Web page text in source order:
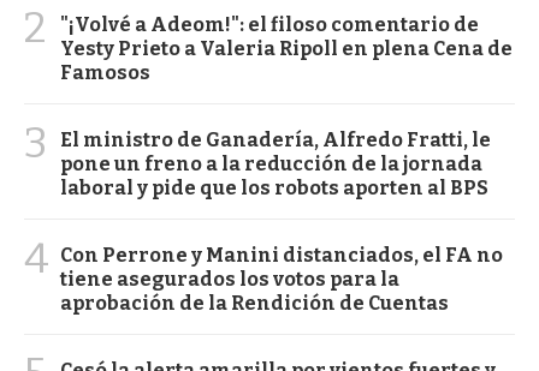
2
"¡Volvé a Adeom!": el filoso comentario de
Yesty Prieto a Valeria Ripoll en plena Cena de
Famosos
3
El ministro de Ganadería, Alfredo Fratti, le
pone un freno a la reducción de la jornada
laboral y pide que los robots aporten al BPS
4 Con Perrone y Manini distanciados, el FA no
tiene asegurados los votos para la
aprobación de la Rendición de Cuentas